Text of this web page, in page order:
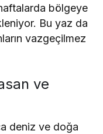
bölgeye
Bu yaz da
vazgeçilmez
ve
deniz ve doğa